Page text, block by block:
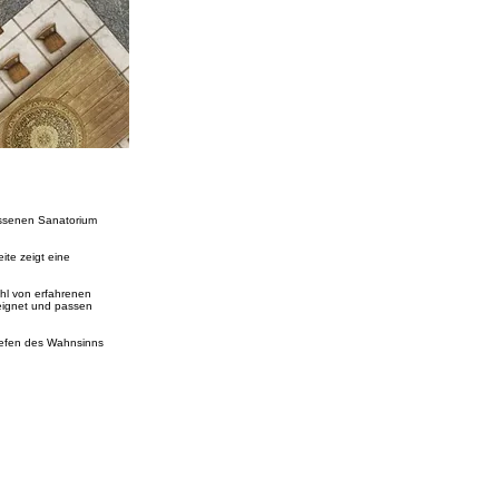
Sanatorium
zeigt eine
von erfahrenen
und passen
des Wahnsinns